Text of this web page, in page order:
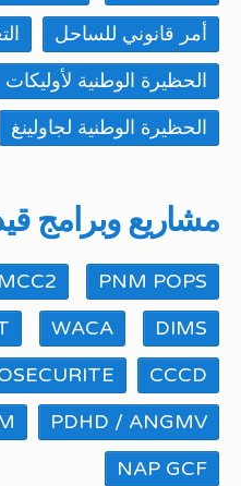
أمر قانوني للساحل
الحظيرة الوطنية لأوليكات
الحظيرة الوطنية لجاولينغ
مشاريع وبرامج قيد
PNM POPS
DIMS
WACA
CCCD
PDHD / ANGMV
NAP GCF